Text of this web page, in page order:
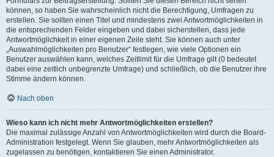
können, so haben Sie wahrscheinlich nicht die Berechtigung, Umfragen zu
erstellen. Sie sollten einen Titel und mindestens zwei Antwortmöglichkeiten in
die entsprechenden Felder eingeben und dabei sicherstellen, dass jede
Antwortmöglichkeit in einer eigenen Zeile steht. Sie können auch unter
„Auswahlmöglichkeiten pro Benutzer“ festlegen, wie viele Optionen ein
Benutzer auswählen kann, welches Zeitlimit für die Umfrage gilt (0 bedeutet
dabei eine zeitlich unbegrenzte Umfrage) und schließlich, ob die Benutzer ihre
Stimme ändern können.
Nach oben
Wieso kann ich nicht mehr Antwortmöglichkeiten erstellen?
Die maximal zulässige Anzahl von Antwortmöglichkeiten wird durch die Board-
Administration festgelegt. Wenn Sie glauben, mehr Antwortmöglichkeiten als
zugelassen zu benötigen, kontaktieren Sie einen Administrator.